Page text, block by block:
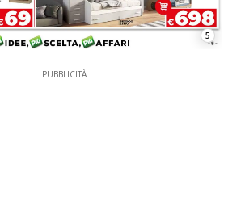
5
PUBBLICITÀ